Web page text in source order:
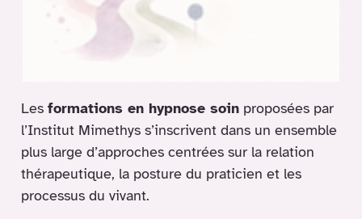
Les formations en hypnose soin proposées par
l’Institut Mimethys s’inscrivent dans un ensemble
plus large d’approches centrées sur la relation
thérapeutique, la posture du praticien et les
processus du vivant.